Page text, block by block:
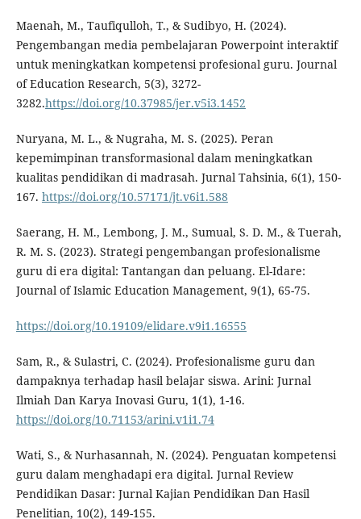
Maenah, M., Taufiqulloh, T., & Sudibyo, H. (2024).
Pengembangan media pembelajaran Powerpoint interaktif
untuk meningkatkan kompetensi profesional guru. Journal
of Education Research, 5(3), 3272-
3282.https://doi.org/10.37985/jer.v5i3.1452
Nuryana, M. L., & Nugraha, M. S. (2025). Peran
kepemimpinan transformasional dalam meningkatkan
kualitas pendidikan di madrasah. Jurnal Tahsinia, 6(1), 150-
167. https://doi.org/10.57171/jt.v6i1.588
Saerang, H. M., Lembong, J. M., Sumual, S. D. M., & Tuerah,
R. M. S. (2023). Strategi pengembangan profesionalisme
guru di era digital: Tantangan dan peluang. El-Idare:
Journal of Islamic Education Management, 9(1), 65-75.
https://doi.org/10.19109/elidare.v9i1.16555
Sam, R., & Sulastri, C. (2024). Profesionalisme guru dan
dampaknya terhadap hasil belajar siswa. Arini: Jurnal
Ilmiah Dan Karya Inovasi Guru, 1(1), 1-16.
https://doi.org/10.71153/arini.v1i1.74
Wati, S., & Nurhasannah, N. (2024). Penguatan kompetensi
guru dalam menghadapi era digital. Jurnal Review
Pendidikan Dasar: Jurnal Kajian Pendidikan Dan Hasil
Penelitian, 10(2), 149-155.